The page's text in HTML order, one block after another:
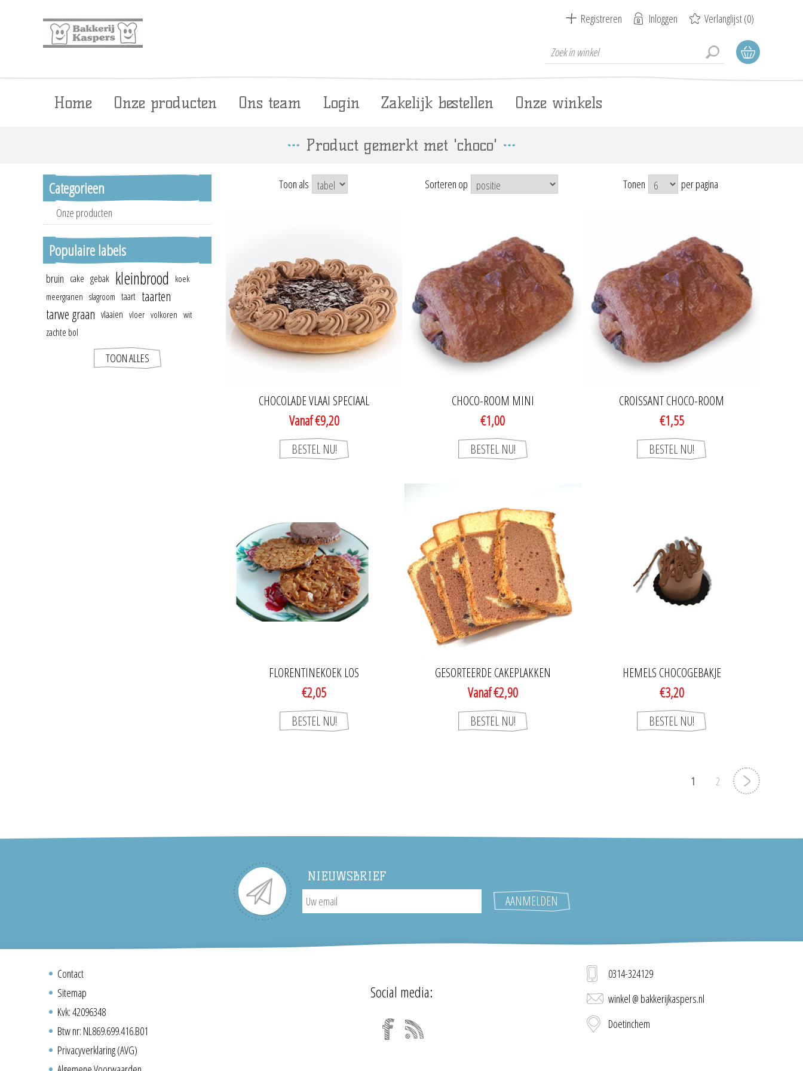
Registreren Inloggen Verlanglijst(0)
Home Onze producten Ons team Login Zakelijk bestellen Onze winkels
Product gemerkt met 'choco'
Toon als Sorteren op Tonen per pagina
CHOCOLADE VLAAI SPECIAAL
Vanaf €9,20
CHOCO-ROOM MINI
€1,00
CROISSANT CHOCO-ROOM
€1,55
FLORENTINEKOEK LOS
€2,05
GESORTEERDE CAKEPLAKKEN
Vanaf €2,90
HEMELS CHOCOGEBAKJE
€3,20
1 2
Categorieen
Onze producten
Populaire labels
bruin cake gebak kleinbrood
koek
meergranen slagroom taart taarten
tarwe graan vlaaien vloer volkoren wit
zachte bol
TOON ALLES
NIEUWSBRIEF
Contact
Sitemap
Kvk: 42096348
Btw nr: NL869.699.416.B01
Privacyverklaring (AVG)
Social media:
0314-324129
winkel @ bakkerijkaspers.nl
Doetinchem